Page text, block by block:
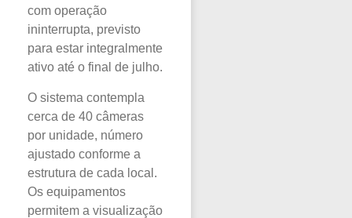
com operação
ininterrupta, previsto
para estar integralmente
ativo até o final de julho.
O sistema contempla
cerca de 40 câmeras
por unidade, número
ajustado conforme a
estrutura de cada local.
Os equipamentos
permitem a visualização